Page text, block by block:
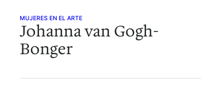
MUJERES EN EL ARTE
Johanna van Gogh-
Bonger